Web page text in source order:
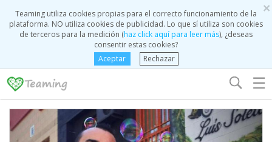
×
Teaming utiliza cookies propias para el correcto funcionamiento de la
plataforma. NO utiliza cookies de publicidad. Lo que sí utiliza son cookies
de terceros para la medición (haz click aquí para leer más), ¿deseas
consentir estas cookies?
Aceptar
Rechazar
☰